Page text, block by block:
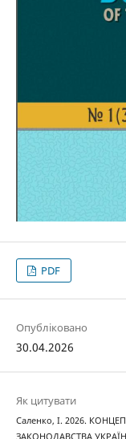
PDF
Опубліковано
30.04.2026
Як цитувати
Саленко, І. 2026.
ЗАКОНОДАВСТВА